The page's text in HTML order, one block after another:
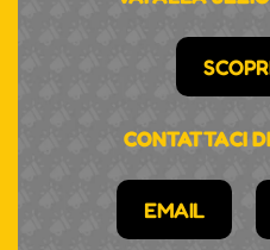
CONTATTACI
EMAIL